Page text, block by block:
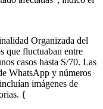
Organizada del
que fluctuaban entre
casos hasta S/70. Las
WhatsApp y números
imágenes de
{